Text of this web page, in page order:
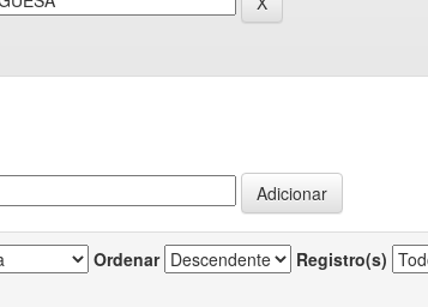
Ordenar Registro(s)